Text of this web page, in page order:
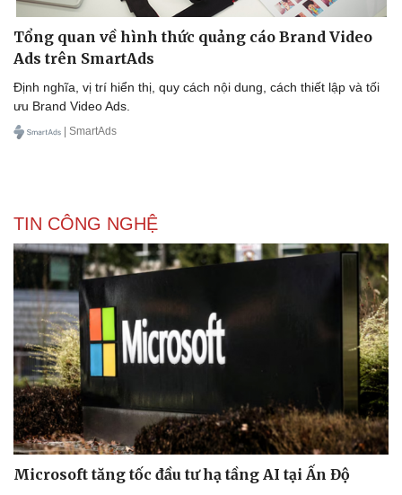
Sức khỏe
Dinh dưỡng - món ngon
Cây thuốc
Đời sống
Nhà đẹp
Blog
Tổng quan về hình thức quảng cáo Brand Video
Ads trên SmartAds
Định nghĩa, vị trí hiển thị, quy cách nội dung, cách thiết lập và tối
ưu Brand Video Ads.
| SmartAds
TIN CÔNG NGHỆ
Microsoft tăng tốc đầu tư hạ tầng AI tại Ấn Độ